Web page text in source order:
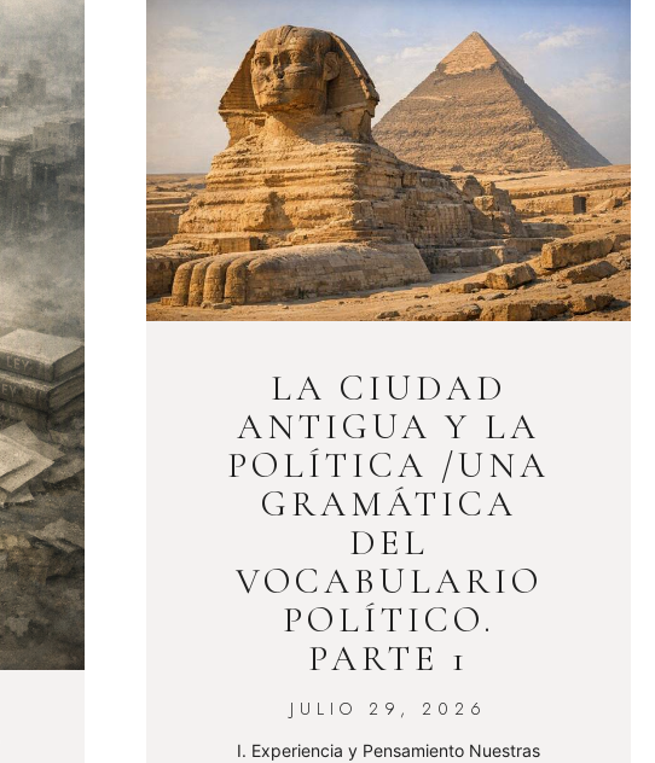
LA CIUDAD
ANTIGUA Y LA
POLÍTICA /UNA
GRAMÁTICA
DEL
VOCABULARIO
POLÍTICO.
PARTE 1
JULIO 29, 2026
I. Experiencia y Pensamiento Nuestras